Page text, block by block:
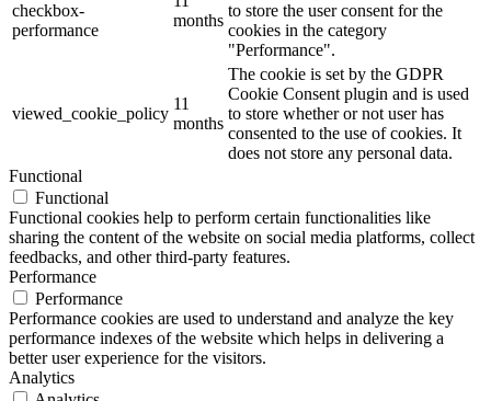
checkbox-
performance
months
to store the user consent for the
cookies in the category
"Performance".
viewed_cookie_policy
11
months
The cookie is set by the GDPR
Cookie Consent plugin and is used
to store whether or not user has
consented to the use of cookies. It
does not store any personal data.
Functional
Functional
Functional cookies help to perform certain functionalities like
sharing the content of the website on social media platforms, collect
feedbacks, and other third-party features.
Performance
Performance
Performance cookies are used to understand and analyze the key
performance indexes of the website which helps in delivering a
better user experience for the visitors.
Analytics